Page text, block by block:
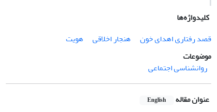
کلیدواژه‌ها
قصد رفتاری اهدای خون
هنجار اخلاقی
هویت
موضوعات
روانشناسی اجتماعی
عنوان مقاله English